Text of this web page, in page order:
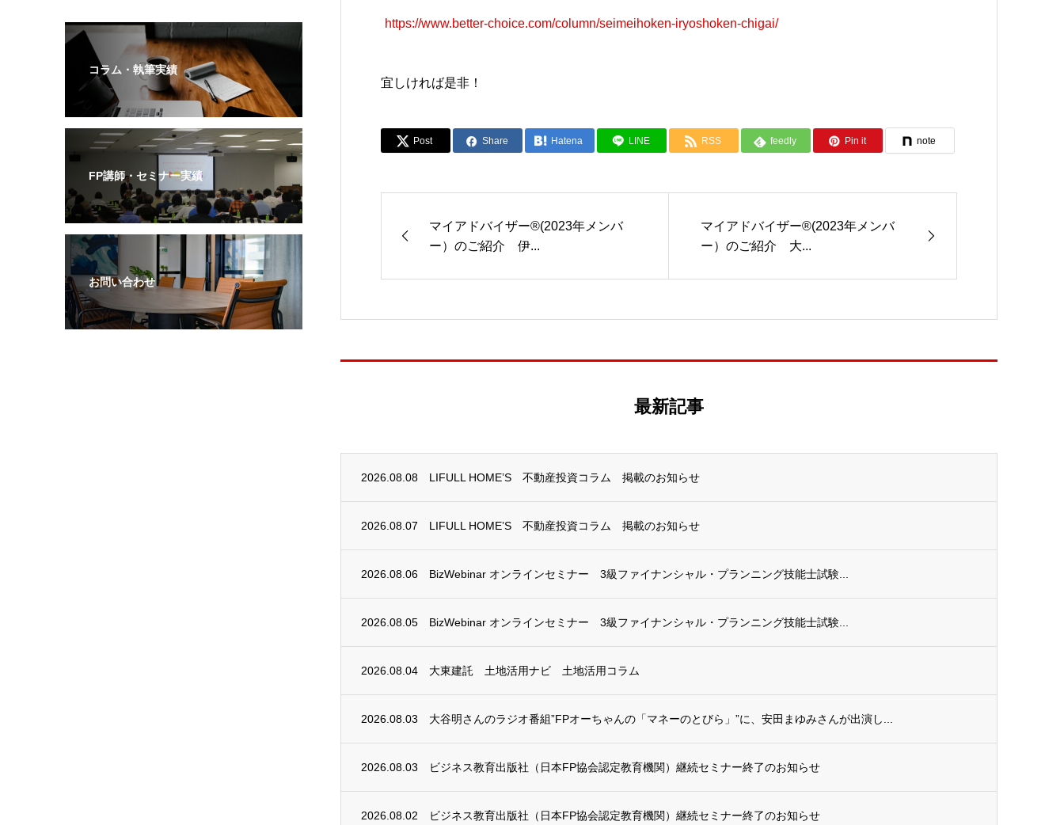
https://www.better-choice.com/column/seimeihoken-iryoshoken-chigai/
宜しければ是非！
Post Share Hatena LINE RSS feedly Pin it note
マイアドバイザー®(2023年メンバ
ー）のご紹介 伊...
マイアドバイザー®(2023年メンバ
ー）のご紹介 大...
最新記事
2026.08.08 LIFULL HOME’S 不動産投資コラム 掲載のお知らせ
2026.08.07 LIFULL HOME’S 不動産投資コラム 掲載のお知らせ
2026.08.06 BizWebinar オンラインセミナー 3級ファイナンシャル・プランニング技能士試験...
2026.08.05 BizWebinar オンラインセミナー 3級ファイナンシャル・プランニング技能士試験...
2026.08.04 大東建託 土地活用ナビ 土地活用コラム
2026.08.03 大谷明さんのラジオ番組”FPオーちゃんの「マネーのとびら」”に、安田まゆみさんが出演し...
2026.08.03 ビジネス教育出版社（日本FP協会認定教育機関）継続セミナー終了のお知らせ
2026.08.02 ビジネス教育出版社（日本FP協会認定教育機関）継続セミナー終了のお知らせ
コラム・執筆実績
FP講師・セミナー実績
お問い合わせ